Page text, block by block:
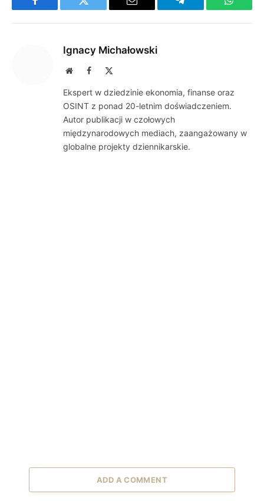
Facebook Twitter Email Telegram
Ignacy Michałowski
WebsiteFacebook
Ekspert w dziedzinie ekonomia, finanse oraz
OSINT z ponad 20-letnim doświadczeniem.
Autor publikacji w czołowych
międzynarodowych mediach, zaangażowany w
globalne projekty dziennikarskie.
ADD A COMMENT